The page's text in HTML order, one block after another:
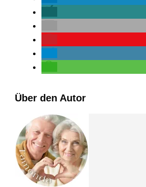
Über den Autor